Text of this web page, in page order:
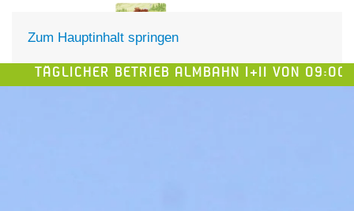
Zum Hauptinhalt springenDE
BETRIEB ALMBAHN I+II VON 09:00-17:00